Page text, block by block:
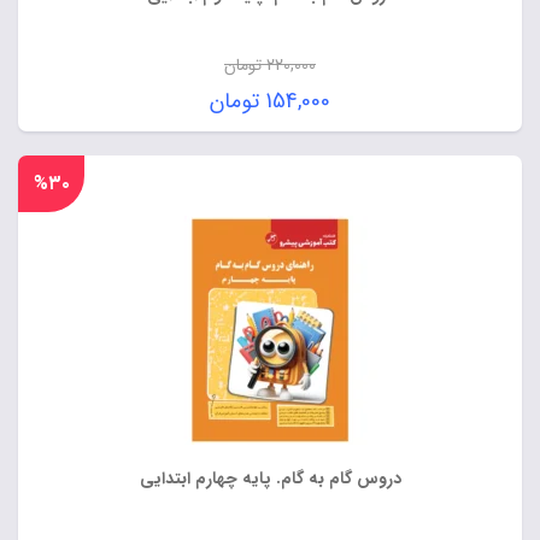
220,000تومان
قیمت
اصلی:
220,000 تومان
154,000 تومان
قیمت
فعلی:
دروس گام به گام. پایه چهارم ابتدایی
%۳۰